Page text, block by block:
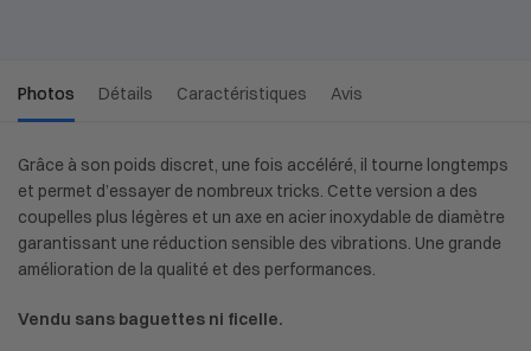
Photos Détails Caractéristiques Avis
Grâce à son poids discret, une fois accéléré, il tourne longtemps
et permet d’essayer de nombreux tricks. Cette version a des
coupelles plus légères et un axe en acier inoxydable de diamètre
garantissant une réduction sensible des vibrations. Une grande
amélioration de la qualité et des performances.
Vendu sans baguettes ni ficelle.